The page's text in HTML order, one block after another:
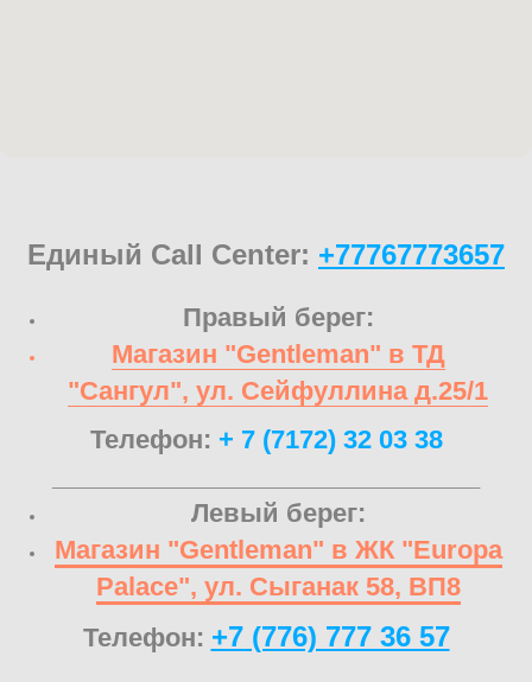
Единый Call Center: +77767773657
Правый берег:
Магазин "Gentleman" в ТД
"Сангул", ул. Сейфуллина д.25/1
Телефон: + 7 (7172) 32 03 38
Левый берег:
Магазин "Gentleman" в ЖК "Europa
Palace", ул. Сыганак 58, ВП8
Телефон: +7 (776) 777 36 57